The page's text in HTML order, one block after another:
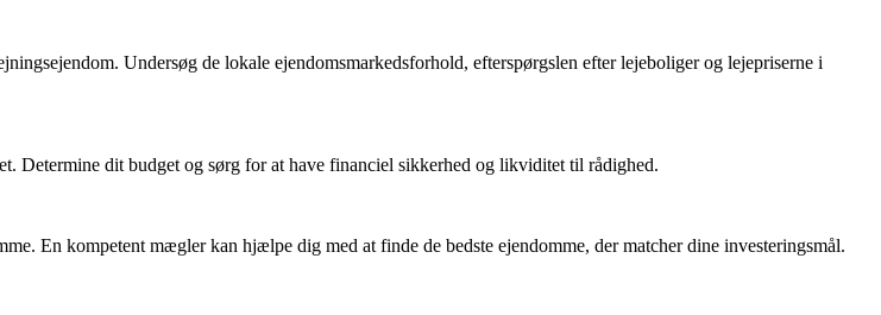
Undersøg de lokale ejendomsmarkedsforhold, efterspørgslen efter lejeboliger og lejepriserne i
Determine dit budget og sørg for at have financiel sikkerhed og likviditet til rådighed.
En kompetent mægler kan hjælpe dig med at finde de bedste ejendomme, der matcher dine investeringsmål.